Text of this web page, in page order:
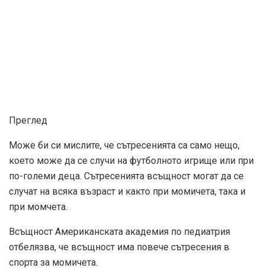
Преглед
Може би си мислите, че сътресенията са само нещо,
което може да се случи на футболното игрище или при
по-големи деца. Сътресенията всъщност могат да се
случат на всяка възраст и както при момичета, така и
при момчета.
Всъщност Американската академия по педиатрия
отбелязва, че всъщност има повече сътресения в
спорта за момичета.